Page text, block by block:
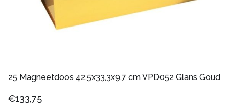
25 Magneetdoos 42,5x33,3x9,7 cm VPD052 Glans Goud
€133,75